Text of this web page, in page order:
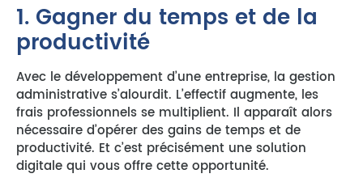
1. Gagner du temps et de la
productivité
Avec le développement d’une entreprise, la gestion
administrative s’alourdit. L’effectif augmente, les
frais professionnels se multiplient. Il apparaît alors
nécessaire d’opérer des gains de temps et de
productivité. Et c’est précisément une solution
digitale qui vous offre cette opportunité.